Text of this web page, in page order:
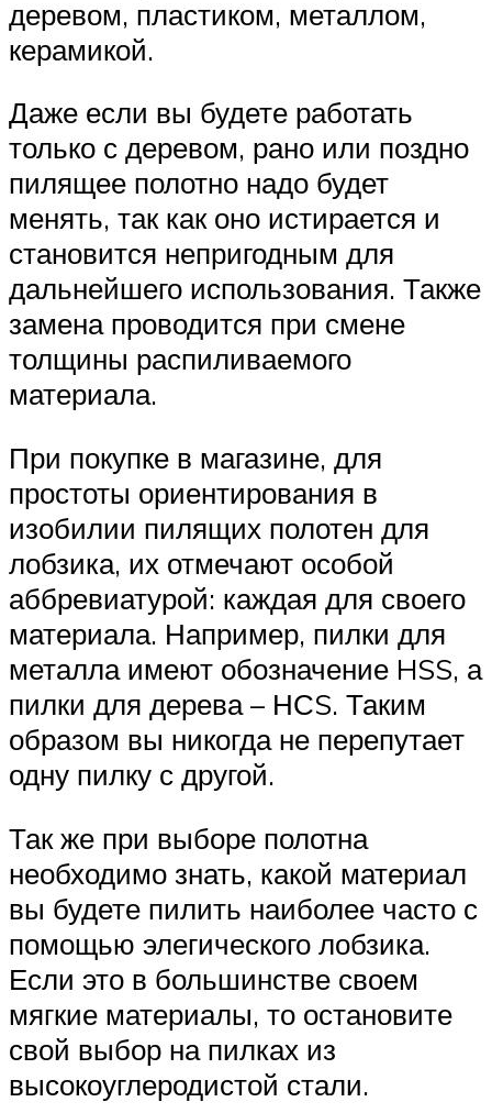
деревом, пластиком, металлом,
керамикой.
Даже если вы будете работать
только с деревом, рано или поздно
пилящее полотно надо будет
менять, так как оно истирается и
становится непригодным для
дальнейшего использования. Также
замена проводится при смене
толщины распиливаемого
материала.
При покупке в магазине, для
простоты ориентирования в
изобилии пилящих полотен для
лобзика, их отмечают особой
аббревиатурой: каждая для своего
материала. Например, пилки для
металла имеют обозначение HSS, а
пилки для дерева – НСS. Таким
образом вы никогда не перепутает
одну пилку с другой.
Так же при выборе полотна
необходимо знать, какой материал
вы будете пилить наиболее часто с
помощью элегического лобзика.
Если это в большинстве своем
мягкие материалы, то остановите
свой выбор на пилках из
высокоуглеродистой стали.